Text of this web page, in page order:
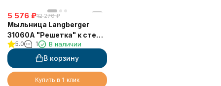
5 576 ₽12 270 ₽
Мыльница Langberger
31060A "Решетка" к стене
хромированная
5.0 1 В наличии
В корзину
Купить в 1 клик